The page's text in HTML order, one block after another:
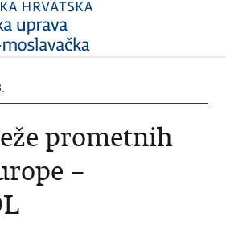
prometnih
–